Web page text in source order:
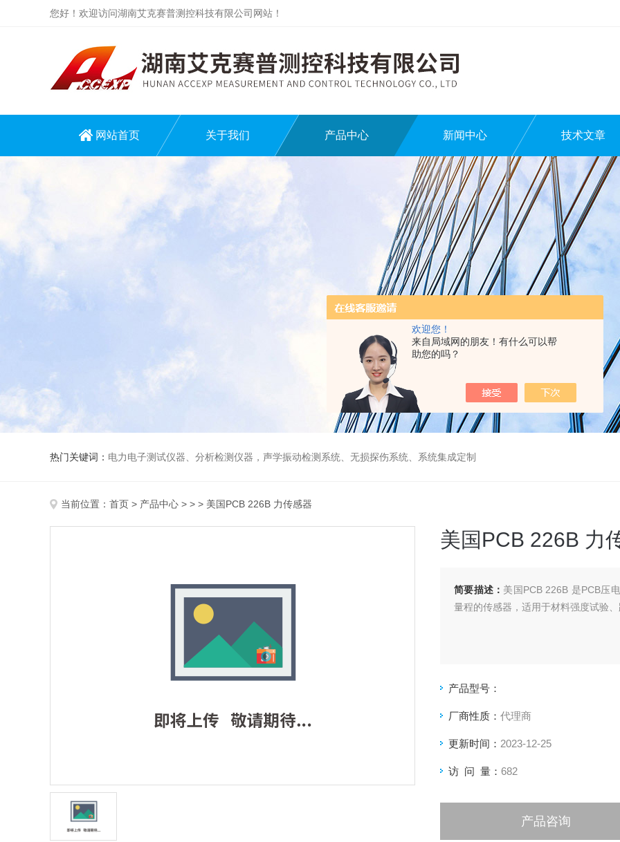
欢迎您！
来自局域网的朋友！有什么可以帮
助您的吗？
您好！欢迎访问湖南艾克赛普测控科技有限公司网站！
网站首页 关于我们 产品中心 新闻中心 技术文章
热门关键词： 电力电子测试仪器、分析检测仪器，声学振动检测系统、无损探伤系统、系统集成定制
当前位置： 首页 > 产品中心 > > > 美国PCB 226B 力传感器
美国PCB 226B 力
简要描述： 美国PCB 226B 是PCB压
量程的传感器，适用于材料强度试验
产品型号：
厂商性质： 代理商
更新时间： 2023-12-25
访 问 量： 682
产品咨询